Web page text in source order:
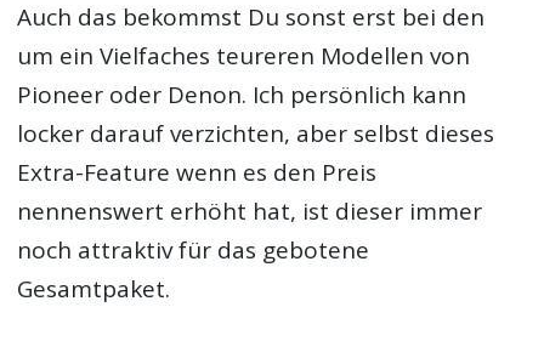
Auch das bekommst Du sonst erst bei den
um ein Vielfaches teureren Modellen von
Pioneer oder Denon. Ich persönlich kann
locker darauf verzichten, aber selbst dieses
Extra-Feature wenn es den Preis
nennenswert erhöht hat, ist dieser immer
noch attraktiv für das gebotene
Gesamtpaket.